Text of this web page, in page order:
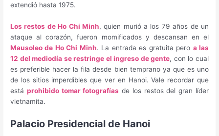
extendió hasta 1975.
Los restos de Ho Chi Minh, quien murió a los 79 años de un
ataque al corazón, fueron momificados y descansan en el
Mausoleo de Ho Chi Minh. La entrada es gratuita pero a las
12 del mediodía se restringe el ingreso de gente, con lo cual
es preferible hacer la fila desde bien temprano ya que es uno
de los sitios imperdibles que ver en Hanoi. Vale recordar que
está prohibido tomar fotografías de los restos del gran líder
vietnamita.
Palacio Presidencial de Hanoi